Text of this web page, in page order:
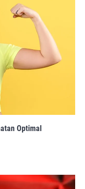
Optimal